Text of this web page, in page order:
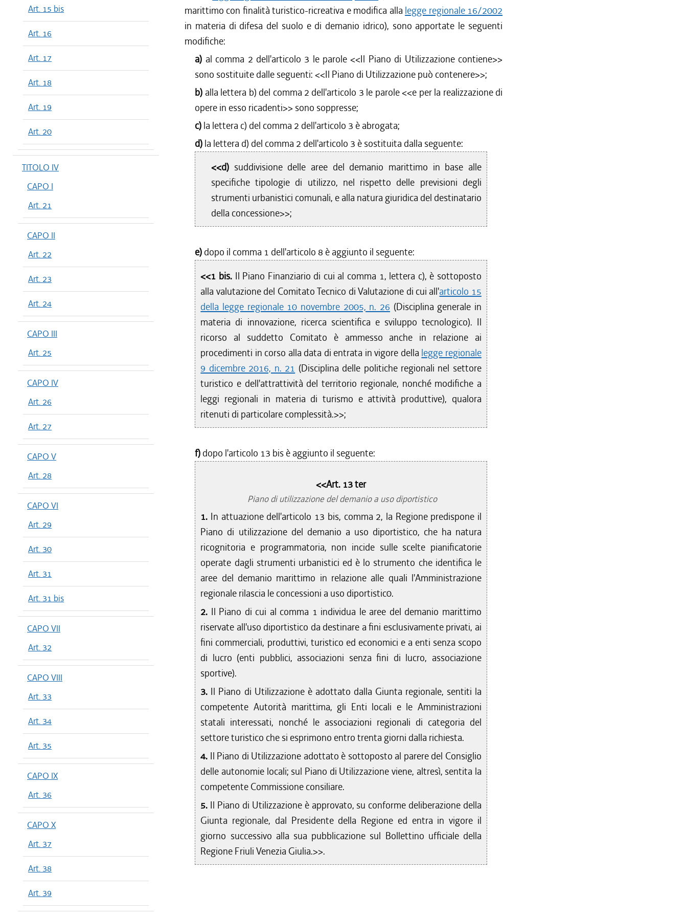
Art. 15 bis
Art. 16
Art. 17
Art. 18
Art. 19
Art. 20
TITOLO IV
CAPO I
Art. 21
CAPO II
Art. 22
Art. 23
Art. 24
CAPO III
Art. 25
CAPO IV
Art. 26
Art. 27
CAPO V
Art. 28
CAPO VI
Art. 29
Art. 30
Art. 31
Art. 31 bis
CAPO VII
Art. 32
CAPO VIII
Art. 33
Art. 34
Art. 35
CAPO IX
Art. 36
CAPO X
Art. 37
Art. 38
Art. 39
marittimo con finalità turistico-ricreativa e modifica alla legge regionale 16/2002
in materia di difesa del suolo e di demanio idrico), sono apportate le seguenti
modifiche:
a) al comma 2 dell'articolo 3 le parole <<Il Piano di Utilizzazione contiene>>
sono sostituite dalle seguenti: <<Il Piano di Utilizzazione può contenere>>;
b) alla lettera b) del comma 2 dell'articolo 3 le parole <<e per la realizzazione di
opere in esso ricadenti>> sono soppresse;
c) la lettera c) del comma 2 dell'articolo 3 è abrogata;
d) la lettera d) del comma 2 dell'articolo 3 è sostituita dalla seguente:
<<d) suddivisione delle aree del demanio marittimo in base alle
specifiche tipologie di utilizzo, nel rispetto delle previsioni degli
strumenti urbanistici comunali, e alla natura giuridica del destinatario
della concessione>>;
e) dopo il comma 1 dell'articolo 8 è aggiunto il seguente:
<<1 bis. Il Piano Finanziario di cui al comma 1, lettera c), è sottoposto
alla valutazione del Comitato Tecnico di Valutazione di cui all'articolo 15
della legge regionale 10 novembre 2005, n. 26 (Disciplina generale in
materia di innovazione, ricerca scientifica e sviluppo tecnologico). Il
ricorso al suddetto Comitato è ammesso anche in relazione ai
procedimenti in corso alla data di entrata in vigore della legge regionale
9 dicembre 2016, n. 21 (Disciplina delle politiche regionali nel settore
turistico e dell'attrattività del territorio regionale, nonché modifiche a
leggi regionali in materia di turismo e attività produttive), qualora
ritenuti di particolare complessità.>>;
f) dopo l'articolo 13 bis è aggiunto il seguente:
<<Art. 13 ter
Piano di utilizzazione del demanio a uso diportistico
1. In attuazione dell'articolo 13 bis, comma 2, la Regione predispone il
Piano di utilizzazione del demanio a uso diportistico, che ha natura
ricognitoria e programmatoria, non incide sulle scelte pianificatorie
operate dagli strumenti urbanistici ed è lo strumento che identifica le
aree del demanio marittimo in relazione alle quali l'Amministrazione
regionale rilascia le concessioni a uso diportistic0.
2. Il Piano di cui al comma 1 individua le aree del demanio marittimo
riservate all'uso diportistico da destinare a fini esclusivamente privati, ai
fini commerciali, produttivi, turistico ed economici e a enti senza scopo
di lucro (enti pubblici, associazioni senza fini di lucro, associazione
sportive).
3. Il Piano di Utilizzazione è adottato dalla Giunta regionale, sentiti la
competente Autorità marittima, gli Enti locali e le Amministrazioni
statali interessati, nonché le associazioni regionali di categoria del
settore turistico che si esprimono entro trenta giorni dalla richiesta.
4. Il Piano di Utilizzazione adottato è sottoposto al parere del Consiglio
delle autonomie locali; sul Piano di Utilizzazione viene, altresì, sentita la
competente Commissione consiliare.
5. Il Piano di Utilizzazione è approvato, su conforme deliberazione della
Giunta regionale, dal Presidente della Regione ed entra in vigore il
giorno successivo alla sua pubblicazione sul Bollettino ufficiale della
Regione Friuli Venezia Giulia.>>.